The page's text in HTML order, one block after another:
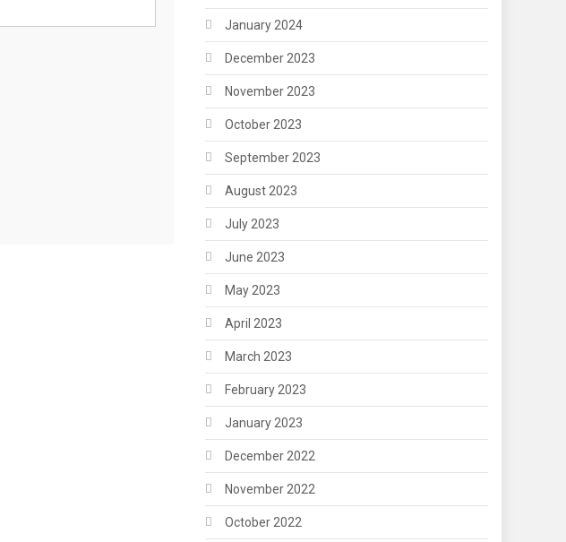
January 2024
December 2023
November 2023
October 2023
September 2023
August 2023
July 2023
June 2023
May 2023
April 2023
March 2023
February 2023
January 2023
December 2022
November 2022
October 2022